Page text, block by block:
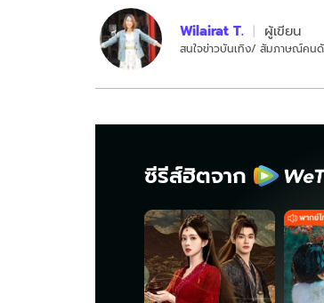
Wilairat T. ผู้เขียน
สนใจข่าวบันเทิง/ สัมภาษณ์คนดั
ซีรีส์ฮิตจาก